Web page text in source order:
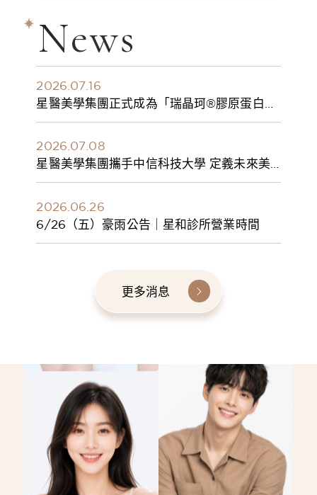
News
2026.07.16
星醫美學集團正式成為「瑞晶珂®膠原蛋白植
入劑」台灣獨家總代理
2026.07.08
星醫美學集團攜手中信科技大學 定義未來美
學人才新標準 建構健康美學產學共育模式 串
2026.06.26
6/26（五）豪雨公告｜星和診所營業時間
更多消息